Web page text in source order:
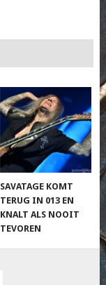
SAVATAGE KOMT
TERUG IN 013 EN
KNALT ALS NOOIT
TEVOREN